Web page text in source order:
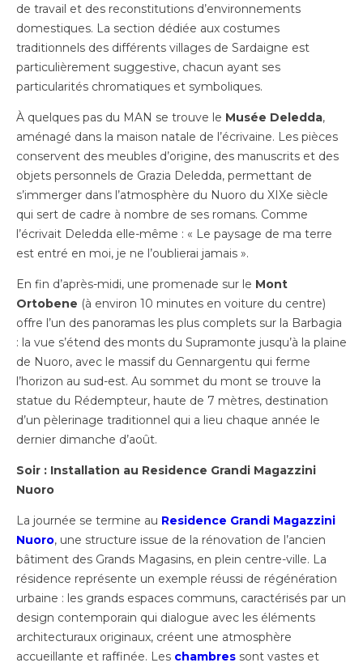
de travail et des reconstitutions d’environnements
domestiques. La section dédiée aux costumes
traditionnels des différents villages de Sardaigne est
particulièrement suggestive, chacun ayant ses
particularités chromatiques et symboliques.
À quelques pas du MAN se trouve le Musée Deledda,
aménagé dans la maison natale de l’écrivaine. Les pièces
conservent des meubles d’origine, des manuscrits et des
objets personnels de Grazia Deledda, permettant de
s’immerger dans l’atmosphère du Nuoro du XIXe siècle
qui sert de cadre à nombre de ses romans. Comme
l’écrivait Deledda elle-même : « Le paysage de ma terre
est entré en moi, je ne l’oublierai jamais ».
En fin d’après-midi, une promenade sur le Mont
Ortobene (à environ 10 minutes en voiture du centre)
offre l’un des panoramas les plus complets sur la Barbagia
: la vue s’étend des monts du Supramonte jusqu’à la plaine
de Nuoro, avec le massif du Gennargentu qui ferme
l’horizon au sud-est. Au sommet du mont se trouve la
statue du Rédempteur, haute de 7 mètres, destination
d’un pèlerinage traditionnel qui a lieu chaque année le
dernier dimanche d’août.
Soir : Installation au Residence Grandi Magazzini
Nuoro
La journée se termine au Residence Grandi Magazzini
Nuoro, une structure issue de la rénovation de l’ancien
bâtiment des Grands Magasins, en plein centre-ville. La
résidence représente un exemple réussi de régénération
urbaine : les grands espaces communs, caractérisés par un
design contemporain qui dialogue avec les éléments
architecturaux originaux, créent une atmosphère
accueillante et raffinée. Les chambres sont vastes et